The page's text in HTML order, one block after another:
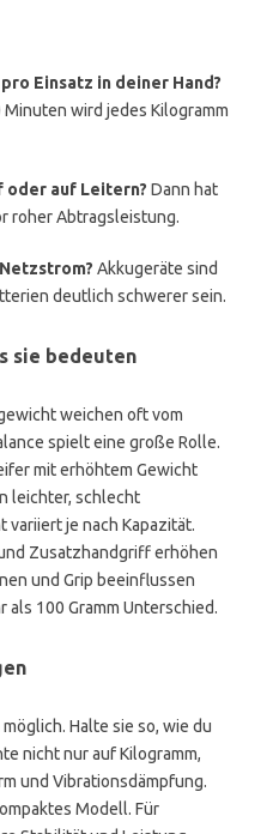
Einsatz in deiner Hand?
wird jedes Kilogramm
auf Leitern? Dann hat
roher Abtragsleistung.
Akkugeräte sind
deutlich schwerer sein.
sie bedeuten
weichen oft vom
spielt eine große Rolle.
mit erhöhtem Gewicht
leichter, schlecht
variiert je nach Kapazität.
Zusatzhandgriff erhöhen
und Grip beeinflussen
100 Gramm Unterschied.
Halte sie so, wie du
nicht nur auf Kilogramm,
und Vibrationsdämpfung.
Modell. Für